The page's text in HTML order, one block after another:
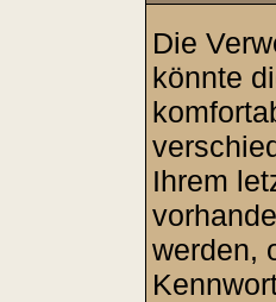
Die
könnte
Ihrem
werden,